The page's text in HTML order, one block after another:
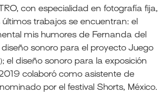
con especialidad en fotografía fija,
trabajos se encuentran: el
mis humores de Fernanda del
sonoro para el proyecto Juego
diseño sonoro para la exposición
colaboró como asistente de
por el festival Shorts, México.